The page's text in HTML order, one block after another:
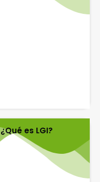
¿Qué es LGI?